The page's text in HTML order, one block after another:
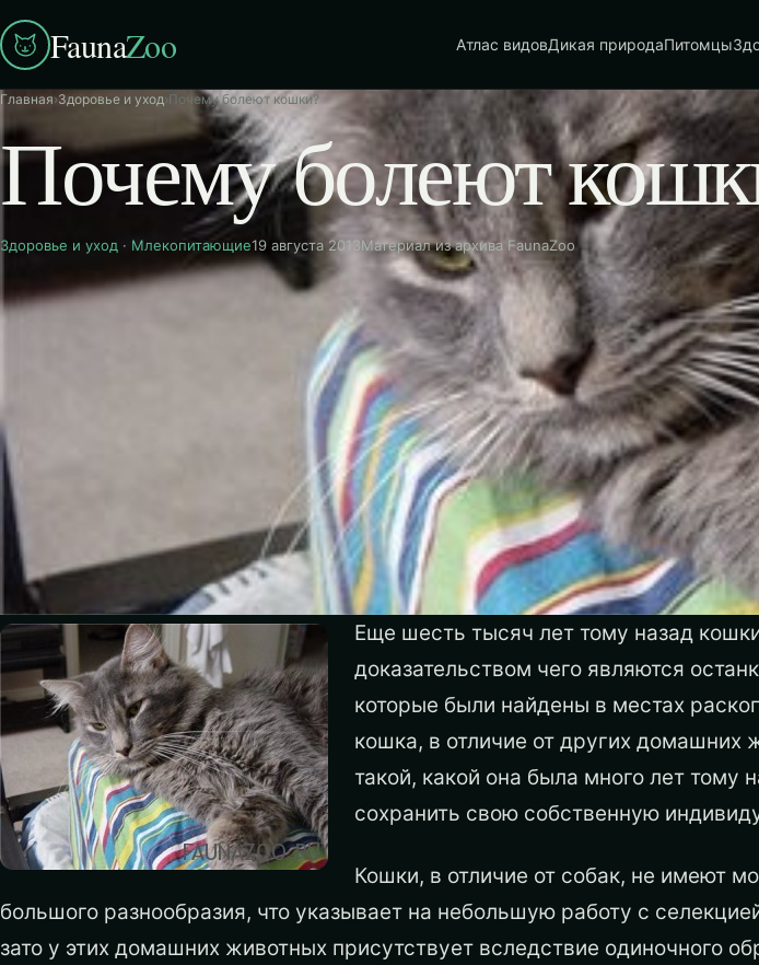
FaunaZoo Атлас видовДикая природаПитомцы
Главная›Здоровье и уход›Почему болеют кошки?
Почему болеют
Здоровье и уход · Млекопитающие19 августа 2013Материал из архива FaunaZoo
Еще шесть тысяч лет тому назад
доказательством чего являются
которые были найдены в местах
кошка, в отличие от других домашних
такой, какой она была много лет тому
сохранить свою собственную
Кошки, в отличие от собак, не имеют
большого разнообразия, что указывает на небольшую работу с
зато у этих домашних животных присутствует вследствие одиночного